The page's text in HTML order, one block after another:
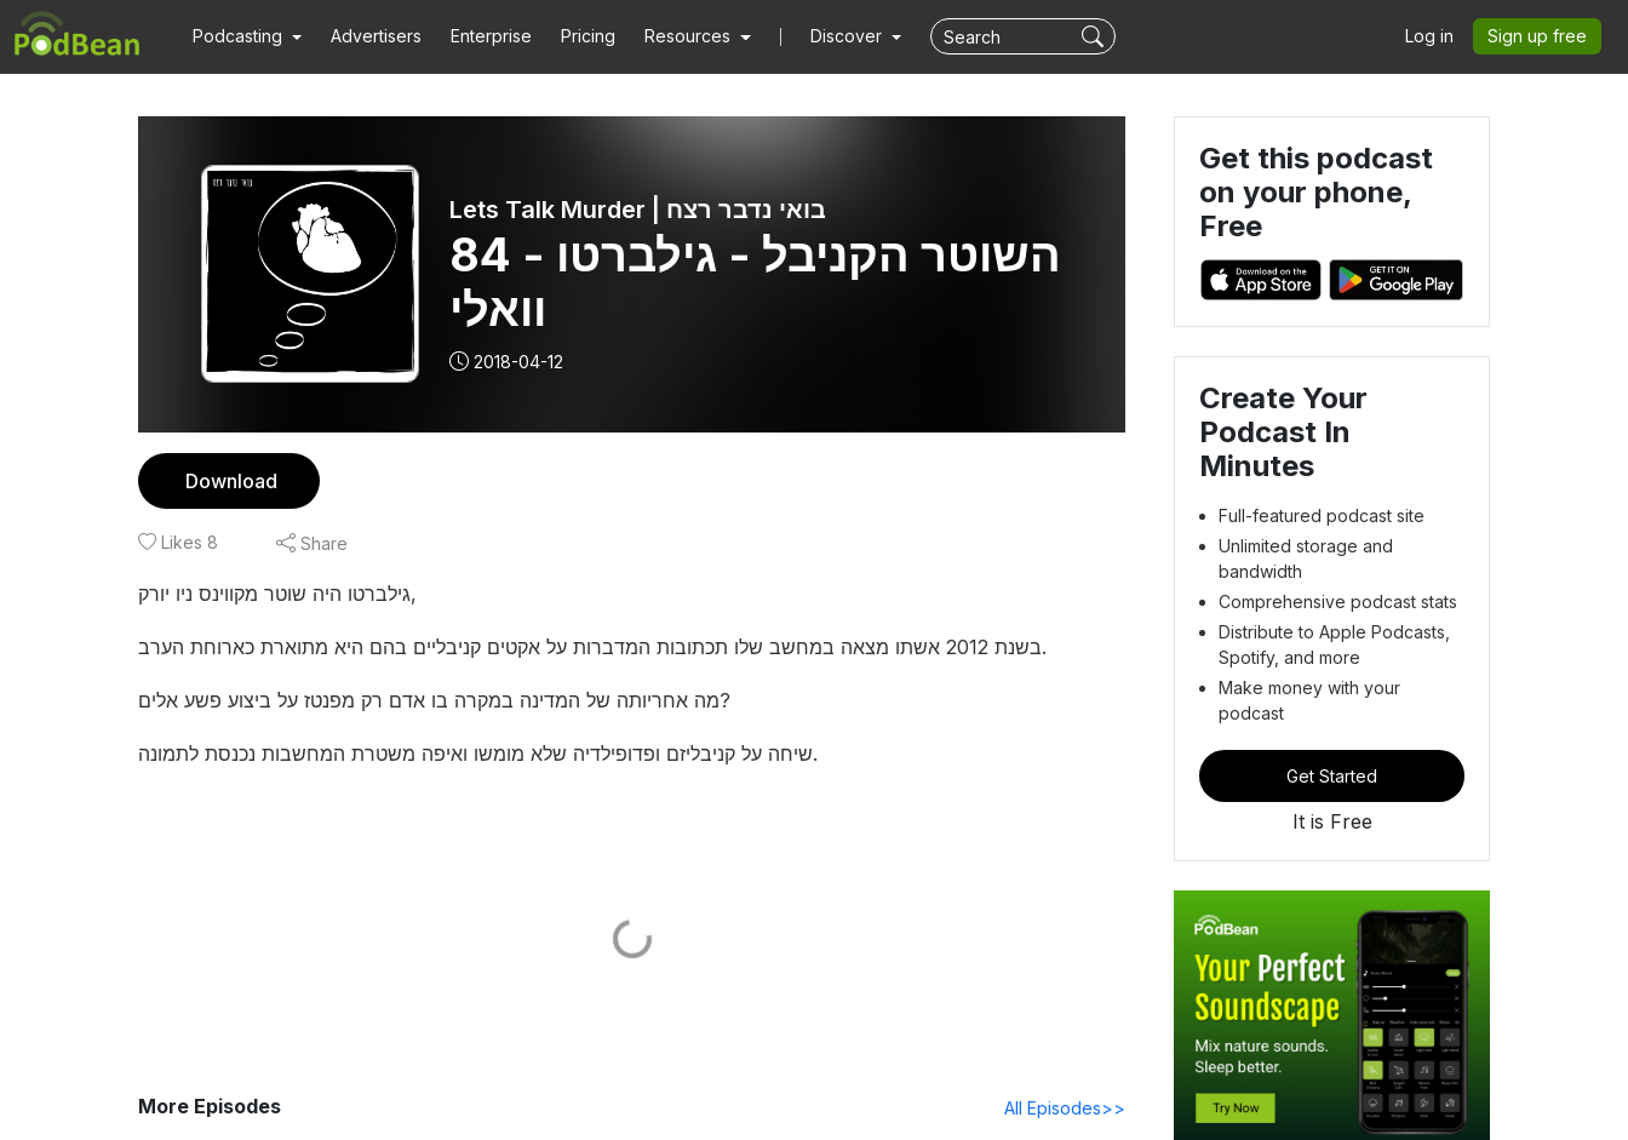
Podcasting Advertisers Enterprise Pricing Resources Discover Log in Sign up free
Lets Talk Murder | בואי נדבר רצח
84 - השוטר הקניבל - גילברטו
וואלי
2018-04-12
Download
Likes 8 Share
גילברטו היה שוטר מקווינס ניו יורק,
בשנת 2012 אשתו מצאה במחשב שלו תכתובות המדברות על אקטים קניבליים בהם היא מתוארת כארוחת הערב.
מה אחריותה של המדינה במקרה בו אדם רק מפנטז על ביצוע פשע אלים?
שיחה על קניבליזם ופדופילדיה שלא מומשו ואיפה משטרת המחשבות נכנסת לתמונה.
More Episodes All Episodes>>
Get this podcast
on your phone,
Free
Create Your
Podcast In
Minutes
Full-featured podcast site
Unlimited storage and
bandwidth
Comprehensive podcast stats
Distribute to Apple Podcasts,
Spotify, and more
Make money with your
podcast
Get Started
It is Free